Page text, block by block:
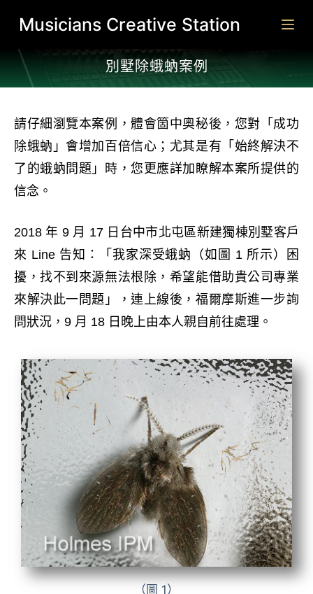
跳
主
容
Musicians Creative Station
別墅除蛾蚋案例​​
請仔細瀏覽本案例，體會箇中奧秘後，您對「成功
除蛾蚋」會增加百倍信心；尤其是有「始終解決不
了的蛾蚋問題」時，您更應詳加瞭解本案所提供的
信念。
2018 年 9 月 17 日台中市北屯區新建獨棟別墅客戶
來 Line 告知：「我家深受蛾蚋（如圖 1 所示）困
擾，找不到來源無法根除，希望能借助貴公司專業
來解決此一問題」，連上線後，福爾摩斯進一步詢
問狀況，9 月 18 日晚上由本人親自前往處理。
（圖 1）